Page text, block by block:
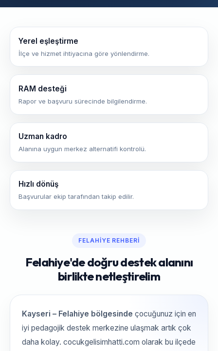
Yerel eşleştirme
İlçe ve hizmet ihtiyacına göre yönlendirme.
RAM desteği
Rapor ve başvuru sürecinde bilgilendirme.
Uzman kadro
Alanına uygun merkez alternatifi kontrolü.
Hızlı dönüş
Başvurular ekip tarafından takip edilir.
FELAHIYE REHBERI
Felahiye'de doğru destek alanını
birlikte netleştirelim
Kayseri – Felahiye bölgesinde çocuğunuz için en
iyi pedagojik destek merkezine ulaşmak artık çok
daha kolay. cocukgelisimhatti.com olarak bu ilçede